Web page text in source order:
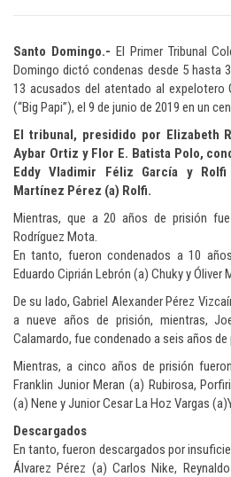
Santo Domingo.- El Primer Tribunal
Domingo dictó condenas desde 5 hasta
13 acusados del atentado al expelotero
(“Big Papi”), el 9 de junio de 2019 en un
El tribunal, presidido por Elizabeth
Aybar Ortiz y Flor E. Batista Polo,
Eddy Vladimir Féliz García y
Martínez Pérez (a) Rolfi.
Mientras, que a 20 años de prisión
Rodríguez Mota.
En tanto, fueron condenados a 10
Eduardo Ciprián Lebrón (a) Chuky y Óliver
De su lado, Gabriel Alexander Pérez
a nueve años de prisión, mientras,
Calamardo, fue condenado a seis años de
Mientras, a cinco años de prisión
Franklin Junior Meran (a) Rubirosa,
(a) Nene y Junior Cesar La Hoz Vargas
Descargados
En tanto, fueron descargados por
Álvarez Pérez (a) Carlos Nike,